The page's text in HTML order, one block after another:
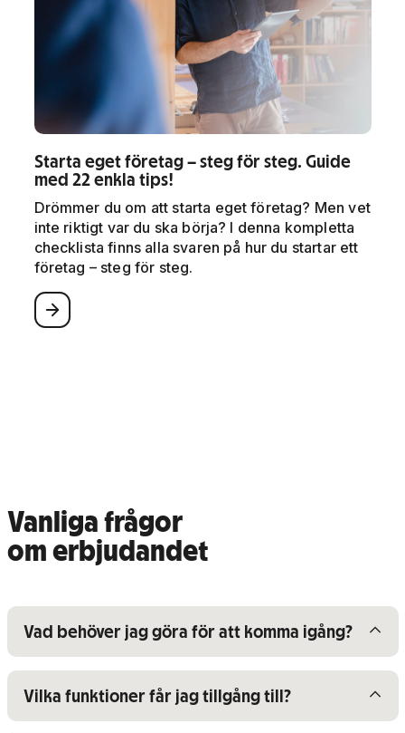
Starta eget företag – steg för steg. Guide
med 22 enkla tips!
Drömmer du om att starta eget företag? Men vet
inte riktigt var du ska börja? I denna kompletta
checklista finns alla svaren på hur du startar ett
företag – steg för steg.
Vanliga frågor
om erbjudandet
Visa/dölj innehåll för
Vad behöver jag göra för att komma igång?
Visa/dölj innehåll för
Vilka funktioner får jag tillgång till?